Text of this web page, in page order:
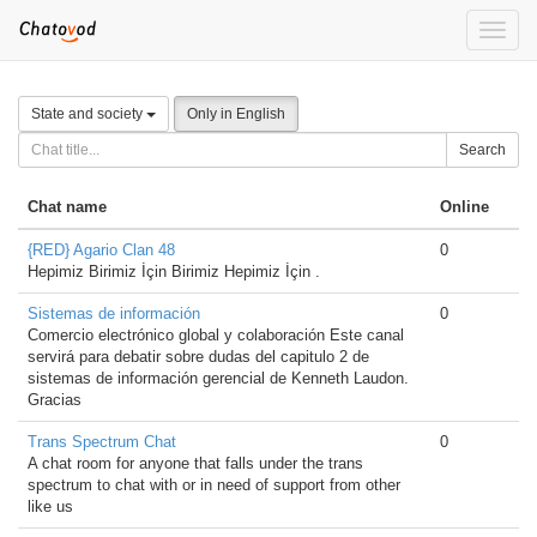
Toggle
State and society Only in English
Search
Chat name Online
{RED} Agario Clan 48
Hepimiz Birimiz İçin Birimiz Hepimiz İçin .
0
Sistemas de información
Comercio electrónico global y colaboración Este canal
servirá para debatir sobre dudas del capitulo 2 de
sistemas de información gerencial de Kenneth Laudon.
Gracias
0
Trans Spectrum Chat
A chat room for anyone that falls under the trans
spectrum to chat with or in need of support from other
like us
0